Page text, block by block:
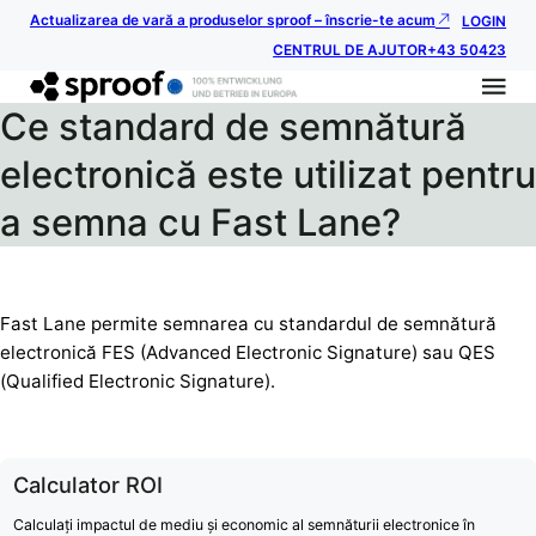
Actualizarea de vară a produselor sproof – înscrie-te acum
LOGIN
CENTRUL DE AJUTOR+43 50423
Ce standard de semnătură
electronică este utilizat pentru
a semna cu Fast Lane?
Fast Lane permite semnarea cu standardul de semnătură
electronică FES (Advanced Electronic Signature) sau QES
(Qualified Electronic Signature).
Calculator ROI
Calculați impactul de mediu și economic al semnăturii electronice în